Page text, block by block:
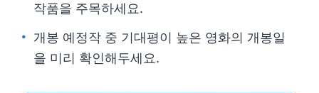
작품을 주목하세요.
개봉 예정작 중 기대평이 높은 영화의 개봉일
을 미리 확인해두세요.